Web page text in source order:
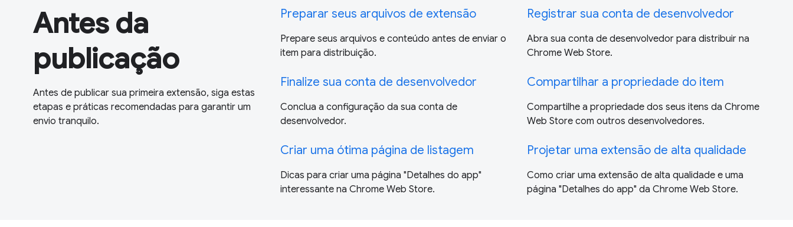
Antes da
publicação
Antes de publicar sua primeira extensão, siga estas
etapas e práticas recomendadas para garantir um
envio tranquilo.
Preparar seus arquivos de extensão
Prepare seus arquivos e conteúdo antes de enviar o
item para distribuição.
Registrar sua conta de desenvolvedor
Abra sua conta de desenvolvedor para distribuir na
Chrome Web Store.
Finalize sua conta de desenvolvedor
Conclua a configuração da sua conta de
desenvolvedor.
Compartilhar a propriedade do item
Compartilhe a propriedade dos seus itens da Chrome
Web Store com outros desenvolvedores.
Criar uma ótima página de listagem
Dicas para criar uma página "Detalhes do app"
interessante na Chrome Web Store.
Projetar uma extensão de alta qualidade
Como criar uma extensão de alta qualidade e uma
página "Detalhes do app" da Chrome Web Store.